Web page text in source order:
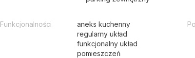
Funkcjonalności
aneks kuchenny
regularny układ
funkcjonalny układ
pomieszczeń